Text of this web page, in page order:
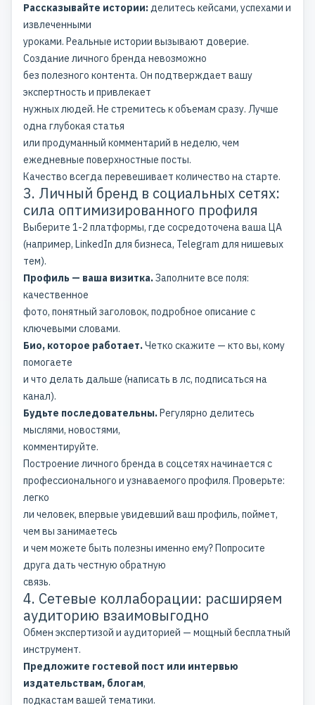
Рассказывайте истории:делитесь кейсами, успехами и
извлеченными
уроками. Реальные истории вызывают доверие.
Создание личного бренданевозможно
без полезного контента. Он подтверждает вашу
экспертность и привлекает
нужных людей. Не стремитесь к объемам сразу. Лучше
одна глубокая статья
или продуманный комментарий в неделю, чем
ежедневные поверхностные посты.
Качество всегда перевешивает количество на старте.
3. Личный бренд в социальных сетях:
cила оптимизированного профиля
Выберите 1-2 платформы, где сосредоточена ваша ЦА
(например, LinkedIn для бизнеса, Telegram для нишевых
тем).
Профиль — ваша визитка.Заполните все поля:
качественное
фото, понятный заголовок, подробное описание с
ключевыми словами.
Био, которое работает.Четко скажите — кто вы, кому
помогаете
и что делать дальше (написать в лс, подписаться на
канал).
Будьте последовательны.Регулярно делитесь
мыслями, новостями,
комментируйте.
Построение личного бренда в соцсетяхначинается с
профессионального и узнаваемого профиля. Проверьте:
легко
ли человек, впервые увидевший ваш профиль, поймет,
чем вы занимаетесь
и чем можете быть полезны именно ему? Попросите
друга дать честную обратную
связь.
4. Сетевые коллаборации: расширяем
аудиторию взаимовыгодно
Обмен экспертизой и аудиторией — мощный бесплатный
инструмент.
Предложите гостевой пост или интервью
издательствам, блогам,
подкастам вашей тематики.